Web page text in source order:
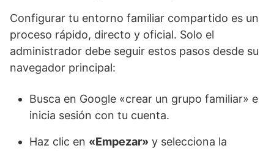
Configurar tu entorno familiar compartido es un
proceso rápido, directo y oficial. Solo el
administrador debe seguir estos pasos desde su
navegador principal:
Busca en Google «crear un grupo familiar» e
inicia sesión con tu cuenta.
Haz clic en «Empezar» y selecciona la